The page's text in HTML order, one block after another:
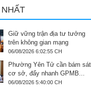
Giữ vững trận địa tư tưởng
trên không gian mạng
06/08/2026 6:02:55 CH
Phường Yên Tử cần bám sát
cơ sở, đẩy nhanh GPMB...
06/08/2026 5:40:00 CH